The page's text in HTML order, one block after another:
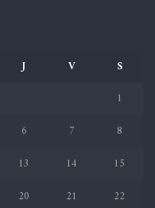
J V
S
1
6 7
8
13 14
15
20 21
22